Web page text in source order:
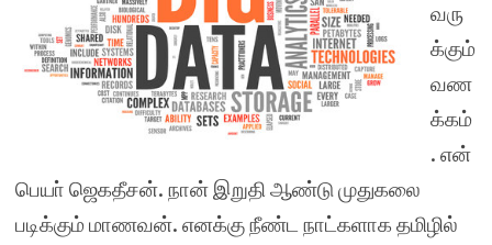
வரு
க்கும்
வண
க்கம்
. என்
பெயா் ஜெகதீசன். நான் இறுதி ஆண்டு முதுகலை
படிக்கும் மாணவன். எனக்கு நீண்ட நாட்களாக தமிழில்